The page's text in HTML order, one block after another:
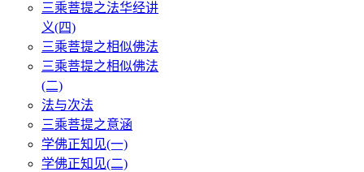
三乘菩提之法华经讲
义(四)
三乘菩提之相似佛法
三乘菩提之相似佛法
(二)
法与次法
三乘菩提之意涵
学佛正知见(一)
学佛正知见(二)